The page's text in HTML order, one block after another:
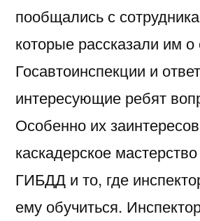
пообщались с
которые рассказали им
Госавтоинспекции и
интересующие ребят
Особенно их
каскадерское
ГИБДД и то, где
ему обучиться.